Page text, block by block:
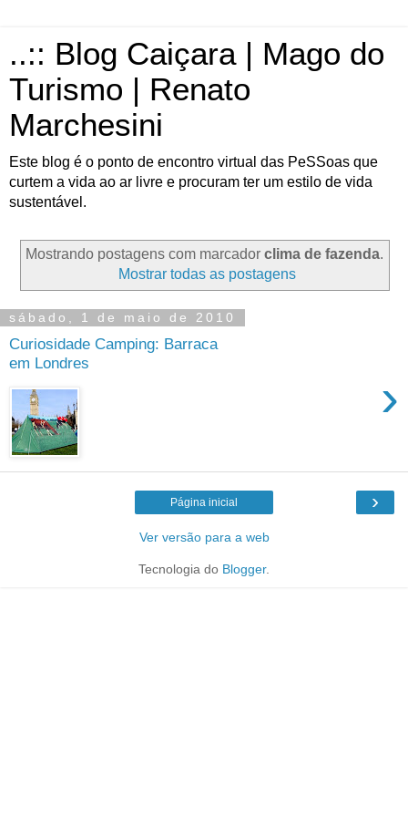
..:: Blog Caiçara | Mago do
Turismo | Renato
Marchesini
Este blog é o ponto de encontro virtual das PeSSoas que
curtem a vida ao ar livre e procuram ter um estilo de vida
sustentável.
Mostrando postagens com marcador clima de fazenda.
Mostrar todas as postagens
sábado, 1 de maio de 2010
Curiosidade Camping: Barraca
em Londres
›
›
Página inicial
Ver versão para a web
Tecnologia do Blogger.